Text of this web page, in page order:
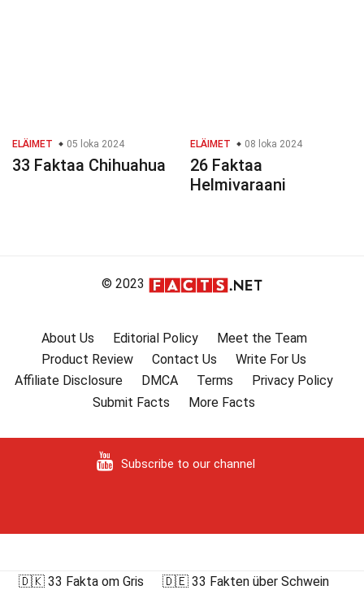
ELÄIMET 05 loka 2024
33 Faktaa Chihuahua
ELÄIMET 08 loka 2024
26 Faktaa
Helmivaraani
© 2023
About Us Editorial Policy
Meet the Team
Product Review
Contact Us
Write For Us
Affiliate Disclosure
DMCA Terms
Privacy Policy
Submit Facts
More Facts
Subscribe to our channel
🇩🇰 33 Fakta om Gris
🇩🇪 33 Fakten über Schwein